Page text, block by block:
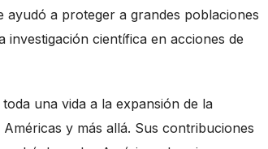
a proteger a grandes poblaciones
científica en acciones de
una vida a la expansión de la
y más allá. Sus contribuciones